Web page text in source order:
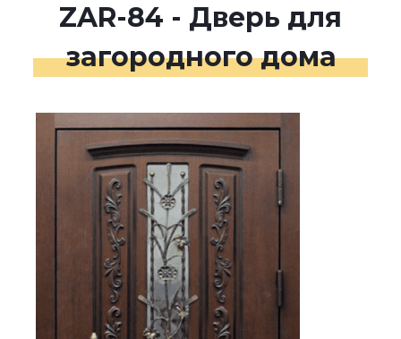
ZAR-84 - Дверь для
загородного дома